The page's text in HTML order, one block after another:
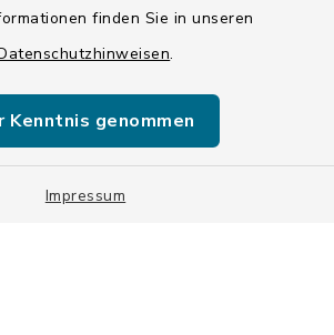
finden Sie in unseren
.
Kenntnis genommen
Impressum
Datenschutz
ISIS 12
Sitemap